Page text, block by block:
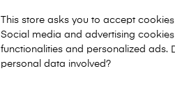
2ml 35ml 60ml 104ml
В КОРЗИНУ
This store asks you to accept
Social media and advertising
functionalities and personalized ads.
personal data involved?